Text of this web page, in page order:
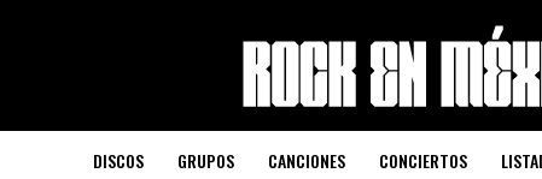
DISCOS GRUPOS CANCIONES CONCIERTOS